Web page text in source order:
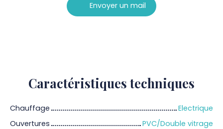
Envoyer un mail
Caractéristiques techniques
Chauffage
Electrique
Ouvertures
PVC/Double vitrage